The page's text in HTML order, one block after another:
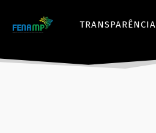
TRANSPARÊNCIA